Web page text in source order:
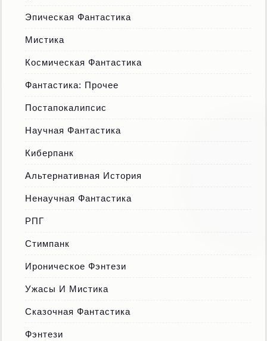
Эпическая Фантастика
Мистика
Космическая Фантастика
Фантастика: Прочее
Постапокалипсис
Научная Фантастика
Киберпанк
Альтернативная История
Ненаучная Фантастика
РПГ
Стимпанк
Ироническое Фэнтези
Ужасы И Мистика
Сказочная Фантастика
Фэнтези